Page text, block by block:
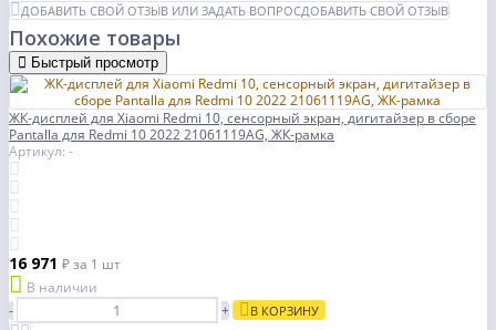
ДОБАВИТЬ СВОЙ ОТЗЫВ ИЛИ ЗАДАТЬ ВОПРОСДОБАВИТЬ СВОЙ ОТЗЫВ
Похожие товары
Быстрый просмотр
ЖК-дисплей для Xiaomi Redmi 10, сенсорный экран, дигитайзер в сборе
Pantalla для Redmi 10 2022 21061119AG, ЖК-рамка
Артикул: -
16 971 ₽за 1 шт
В наличии
-
+ В КОРЗИНУ